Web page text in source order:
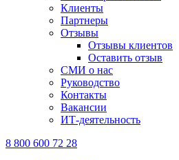
Клиенты
Партнеры
Отзывы
Отзывы клиентов
Оставить отзыв
СМИ о нас
Руководство
Контакты
Вакансии
ИТ-деятельность
8 800 600 72 28